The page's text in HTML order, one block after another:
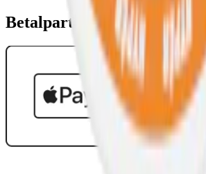
Betalpartner